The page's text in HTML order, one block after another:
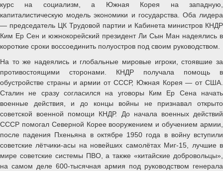
курс на социализм, а Южная Корея на западную,
капиталистическую модель экономики и государства. Оба лидера
— председатель ЦК Трудовой партии и Кабинета министров КНДР
Ким Ер Сен и южнокорейский президент Ли Сын Ман надеялись в
короткие сроки воссоединить полуостров под своим руководством.
На то же надеялись и глобальные мировые игроки, стоявшие за
противостоящими сторонами. КНДР получала помощь в
обустройстве страны и армии от СССР, Южная Корея — от США.
Сталин не сразу согласился на уговоры Ким Ер Сена начать
военные действия, и до концы войны не признавал открыто
советской военной помощи КНДР. До начала военных действий
СССР помогал Северной Корее вооружением и обучением армии,
после падения Пхеньяна в октябре 1950 года в войну вступили
советские лётчики-асы на новейших самолётах Миг-15, лучшие в
мире советские системы ПВО, а также «китайские добровольцы»,
на самом деле 600-тысячная армия под руководством генерала